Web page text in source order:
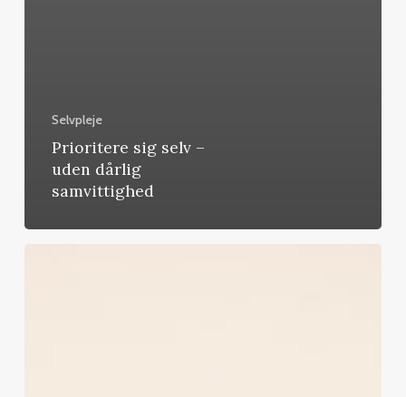
Selvpleje
Prioritere sig selv –
uden dårlig
samvittighed